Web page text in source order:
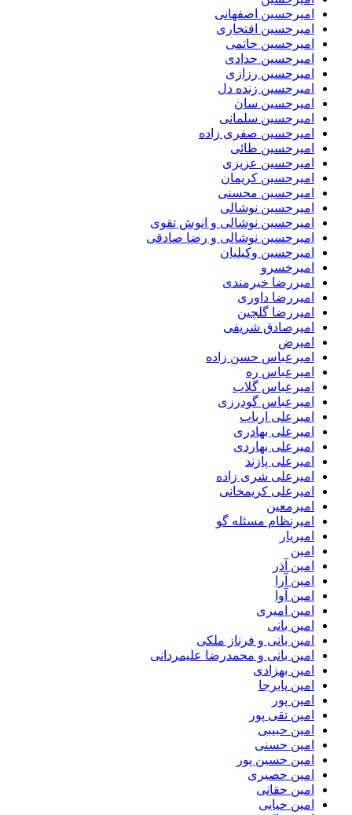
امیرحسین اصفهانی
امیرحسین افتخاری
امیرحسین حاتمی
امیرحسین حدادی
امیرحسین رزازی
امیرحسین زنده دل
امیرحسین سان
امیرحسین سلمانی
امیرحسین صفری زاده
امیرحسین طائی
امیرحسین عزیزی
امیرحسین کریمان
امیرحسین محسنی
امیرحسین نوشالی
امیرحسین نوشالی و انوش تقوی
امیرحسین نوشالی و رضا صادقی
امیرحسین وکیلیان
امیرخسرو
امیررضا خیرمندی
امیررضا داوری
امیررضا گلچین
امیرصادق شریفی
امیرض
امیرعباس حسن زاده
امیرعباس ره
امیرعباس گلاب
امیرعباس گودرزی
امیرعلی ارباب
امیرعلی بهادری
امیرعلی بهاردی
امیرعلی پازند
امیرعلی شری زاده
امیرعلی کریمخانی
امیرمعین
امیرنظام مسئله گو
امیریار
امین
امین آذر
امین آرا
امین آوا
امین امیری
امین بانی
امین بانی و فرناز ملکی
امین بانی و محمدرضا علیمردانی
امین بهزادی
امین پابرجا
امین پور
امین تقی پور
امین حبیبی
امین حسنی
امین حسین پور
امین حصیری
امین حقانی
امین حیایی